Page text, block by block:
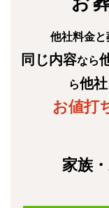
他社料金と
同じ内容なら
ら他
お値打
家族